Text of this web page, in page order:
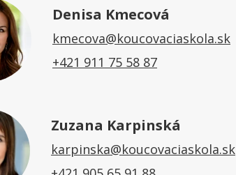
Denisa Kmecová
kmecova@koucovaciaskola.sk
+421 911 75 58 87
Zuzana Karpinská
karpinska@koucovaciaskola.sk